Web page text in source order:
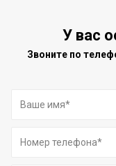
У вас
Звоните по